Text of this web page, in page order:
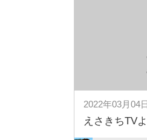
2022年03月04
えさきちTV